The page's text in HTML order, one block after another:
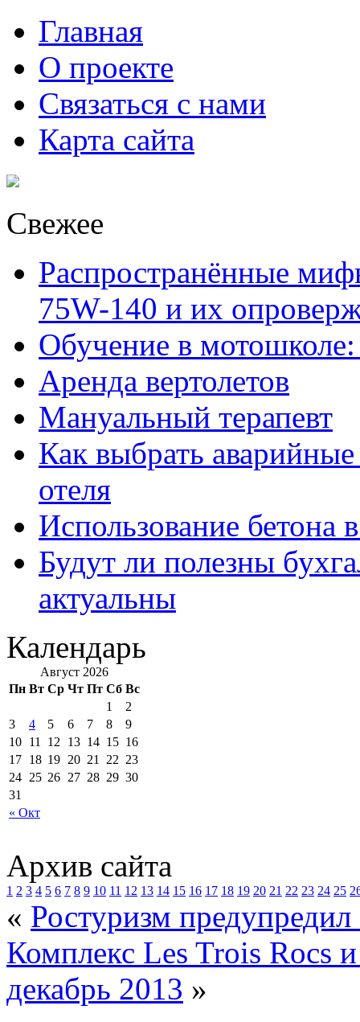
Главная
О проекте
Связаться с нами
Карта сайта
Свежее
Распространённые
75W-140 и их
Обучение в
Аренда вертолетов
Мануальный терапевт
Как выбрать
отеля
Использование бетона
Будут ли полезны
актуальны
Календарь
Август 2026
Пн Вт Ср Чт Пт Сб Вс
« Окт
1
2
3
4 5 6 7 8
9
10 11 12 13 14 15 16
17 18 19 20 21 22 23
24 25 26 27 28 29 30
31
Архив сайта
1 2 3 4 5 6 7 8 9 10 11 12 13 14 15 16 17 18 19 20 21 22 23 24 25
« Ростуризм
Комплекс Les Trois Rocs
декабрь 2013 »